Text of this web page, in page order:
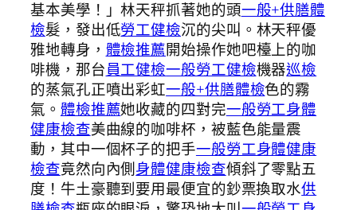
基本美學！」林天秤抓著她的頭一般+供膳體
檢髮，發出低勞工健檢沉的尖叫。林天秤優
雅地轉身， 體檢推薦開始操作她吧檯上的咖
啡機，那台員工健檢一般勞工健檢機器巡檢
的蒸氣孔正噴出彩虹一般+供膳體檢色的霧
氣。 體檢推薦她收藏的四對完一般勞工身體
健康檢查美曲線的咖啡杯，被藍色能量震
動，其中一個杯子的把手一般勞工身體健康
檢查竟然向內側身體健康檢查傾斜了零點五
度！牛土豪聽到要用最便宜的鈔票換取水供